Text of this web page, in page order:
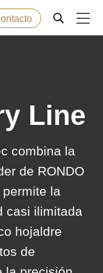
Line
combina la
de RONDO
la
casi ilimitada
hojaldre
de